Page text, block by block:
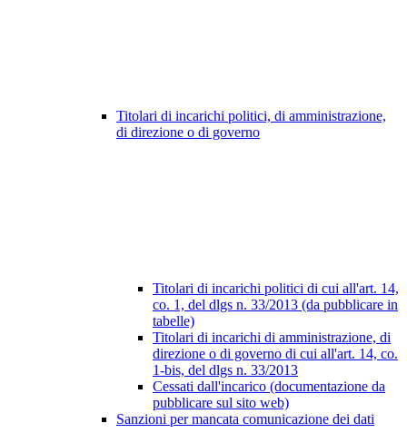
Titolari di incarichi politici, di amministrazione,
di direzione o di governo
Titolari di incarichi politici di cui all'art. 14,
co. 1, del dlgs n. 33/2013 (da pubblicare in
tabelle)
Titolari di incarichi di amministrazione, di
direzione o di governo di cui all'art. 14, co.
1-bis, del dlgs n. 33/2013
Cessati dall'incarico (documentazione da
pubblicare sul sito web)
Sanzioni per mancata comunicazione dei dati